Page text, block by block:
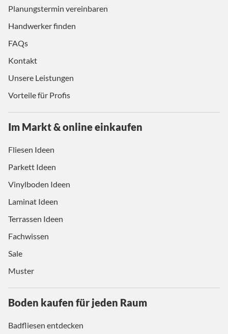
Planungstermin vereinbaren
Handwerker finden
FAQs
Kontakt
Unsere Leistungen
Vorteile für Profis
Im Markt & online einkaufen
Fliesen Ideen
Parkett Ideen
Vinylboden Ideen
Laminat Ideen
Terrassen Ideen
Fachwissen
Sale
Muster
Boden kaufen für jeden Raum
Badfliesen entdecken